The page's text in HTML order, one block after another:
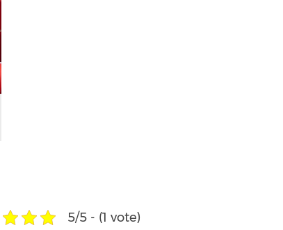
5/5 - (1 vote)